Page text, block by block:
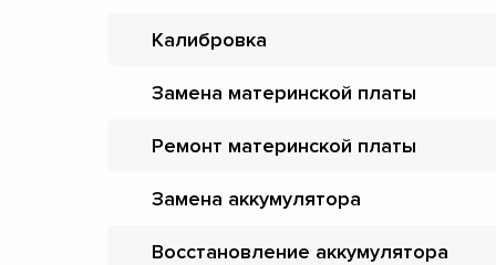
Калибровка
Замена материнской платы
Ремонт материнской платы
Замена аккумулятора
Восстановление аккумулятора